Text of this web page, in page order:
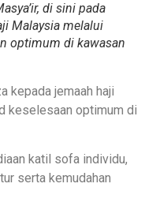
di sini pada
Malaysia melalui
optimum di kawasan
kepada jemaah haji
keselesaan optimum di
katil sofa individu,
serta kemudahan